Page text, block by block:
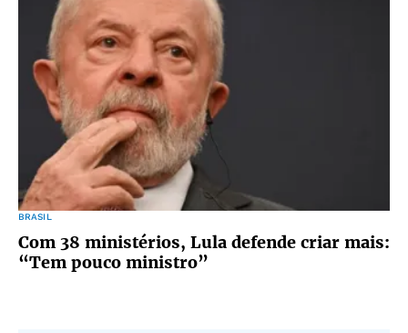
BRASIL
Com 38 ministérios, Lula defende criar mais:
“Tem pouco ministro”